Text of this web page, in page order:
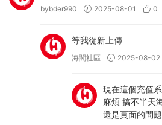
bybder990 2025-08-01 0
等我從新上傳
海閣社區 2025-08-02
現在這個充值
麻煩 搞不半天
還是頁面的問